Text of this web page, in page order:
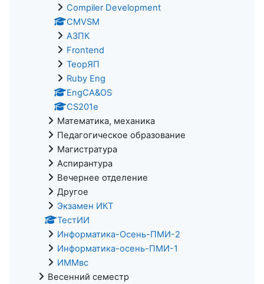
Compiler Development
CMVSM
АЗПК
Frontend
ТеорЯП
Ruby Eng
EngCA&OS
CS201e
Математика, механика
Педагогическое образование
Магистратура
Аспирантура
Вечернее отделение
Другое
Экзамен ИКТ
ТестИИ
Информатика-Осень-ПМИ-2
Информатика-осень-ПМИ-1
ИММвс
Весенний семестр